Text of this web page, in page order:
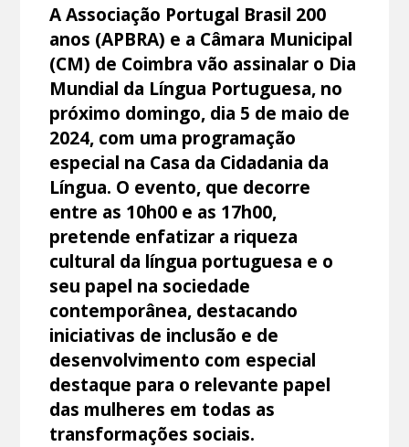
A Associação Portugal Brasil 200
anos (APBRA) e a Câmara Municipal
(CM) de Coimbra vão assinalar o Dia
Mundial da Língua Portuguesa, no
próximo domingo, dia 5 de maio de
2024, com uma programação
especial na Casa da Cidadania da
Língua. O evento, que decorre
entre as 10h00 e as 17h00,
pretende enfatizar a riqueza
cultural da língua portuguesa e o
seu papel na sociedade
contemporânea, destacando
iniciativas de inclusão e de
desenvolvimento com especial
destaque para o relevante papel
das mulheres em todas as
transformações sociais.